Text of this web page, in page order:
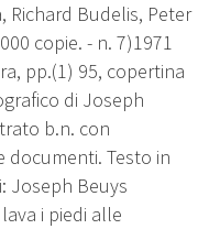
Richard Budelis, Peter
copie. - n. 7)1971
pp.(1) 95, copertina
di Joseph
b.n. con
documenti. Testo in
Joseph Beuys
lava i piedi alle